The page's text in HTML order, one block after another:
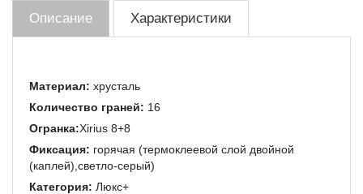
Описание Характеристики
Материал: хрусталь
Количество граней: 16
Огранка:Xirius 8+8
Фиксация: горячая (термоклеевой слой двойной
(каплей),светло-серый)
Категория: Люкс+